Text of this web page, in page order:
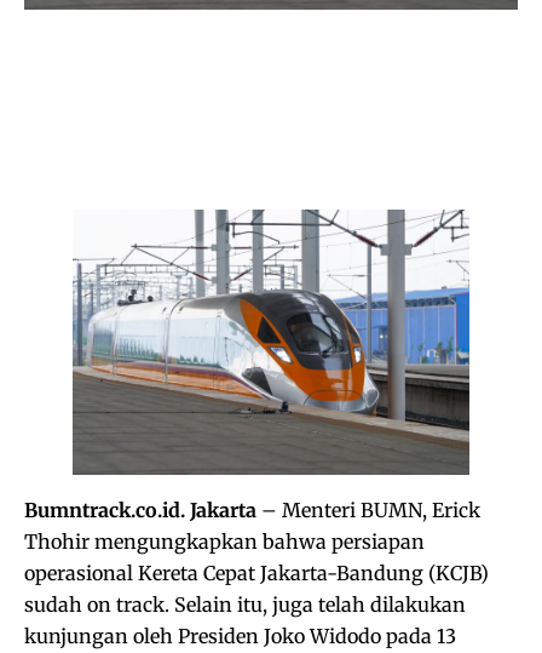
Bumntrack.co.id. Jakarta – Menteri BUMN, Erick
Thohir mengungkapkan bahwa persiapan
operasional Kereta Cepat Jakarta-Bandung (KCJB)
sudah on track. Selain itu, juga telah dilakukan
kunjungan oleh Presiden Joko Widodo pada 13